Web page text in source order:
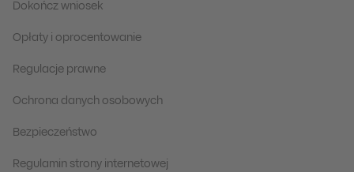
Dokończ wniosek
Opłaty i oprocentowanie
Regulacje prawne
Ochrona danych osobowych
Bezpieczeństwo
Regulamin strony internetowej